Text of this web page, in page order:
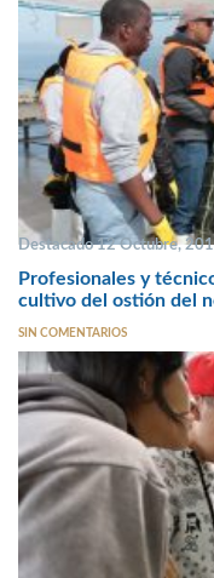
Destacado 12 Octubre,
Profesionales y
cultivo del ostión del
SIN COMENTARIOS